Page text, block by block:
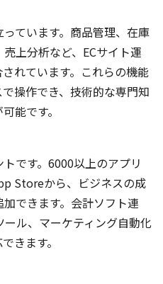
ています。商品管理、在庫
上分析など、ECサイト運
れています。これらの機能
操作でき、技術的な専門知
能です。
です。6000以上のアプリ
Storeから、ビジネスの成
できます。会計ソフト連
ル、マーケティング自動化
きます。